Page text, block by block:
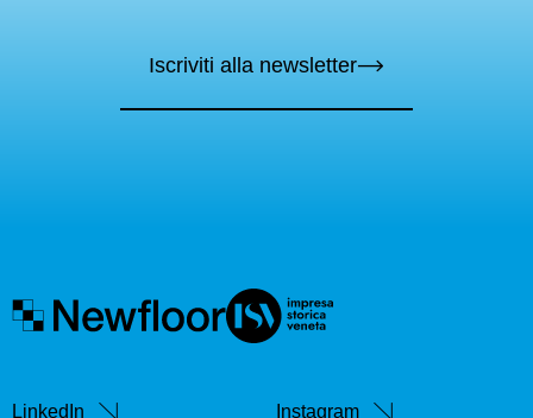
Iscriviti alla newsletter
LinkedIn Instagram